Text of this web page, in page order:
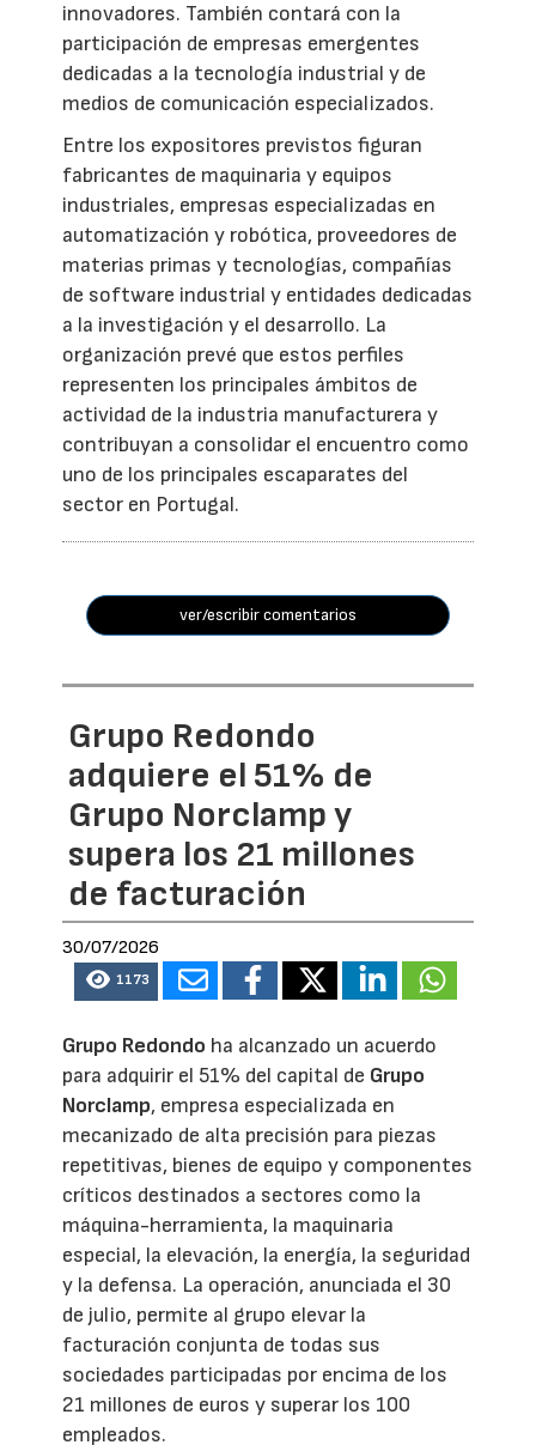
innovadores. También contará con la
participación de empresas emergentes
dedicadas a la tecnología industrial y de
medios de comunicación especializados.
Entre los expositores previstos figuran
fabricantes de maquinaria y equipos
industriales, empresas especializadas en
automatización y robótica, proveedores de
materias primas y tecnologías, compañías
de software industrial y entidades dedicadas
a la investigación y el desarrollo. La
organización prevé que estos perfiles
representen los principales ámbitos de
actividad de la industria manufacturera y
contribuyan a consolidar el encuentro como
uno de los principales escaparates del
sector en Portugal.
ver/escribir comentarios
Grupo Redondo
adquiere el 51% de
Grupo Norclamp y
supera los 21 millones
de facturación
30/07/2026
1173
Grupo Redondo ha alcanzado un acuerdo
para adquirir el 51% del capital de Grupo
Norclamp, empresa especializada en
mecanizado de alta precisión para piezas
repetitivas, bienes de equipo y componentes
críticos destinados a sectores como la
máquina-herramienta, la maquinaria
especial, la elevación, la energía, la seguridad
y la defensa. La operación, anunciada el 30
de julio, permite al grupo elevar la
facturación conjunta de todas sus
sociedades participadas por encima de los
21 millones de euros y superar los 100
empleados.